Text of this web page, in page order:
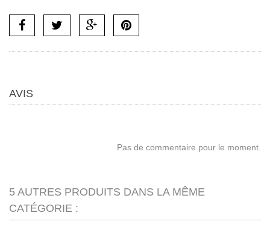
AVIS
Pas de commentaire pour le moment.
5 AUTRES PRODUITS DANS LA MÊME
CATÉGORIE :